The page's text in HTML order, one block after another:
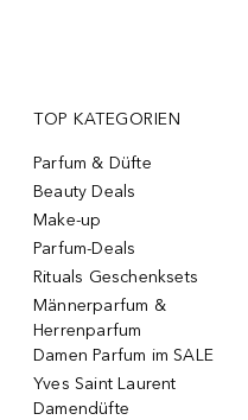
TOP KATEGORIEN
Parfum & Düfte
Beauty Deals
Make-up
Parfum-Deals
Rituals Geschenksets
Männerparfum &
Herrenparfum
Damen Parfum im SALE
Yves Saint Laurent
Damendüfte